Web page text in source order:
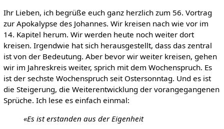
Ihr Lieben, ich begrüße euch ganz herzlich zum 56. Vortrag
zur Apokalypse des Johannes. Wir kreisen nach wie vor im
14. Kapitel herum. Wir werden heute noch weiter dort
kreisen. Irgendwie hat sich herausgestellt, dass das zentral
ist von der Bedeutung. Aber bevor wir weiter kreisen, gehen
wir im Jahreskreis weiter, sprich mit dem Wochenspruch. Es
ist der sechste Wochenspruch seit Ostersonntag. Und es ist
die Steigerung, die Weiterentwicklung der vorangegangenen
Sprüche. Ich lese es einfach einmal:
«Es ist erstanden aus der Eigenheit